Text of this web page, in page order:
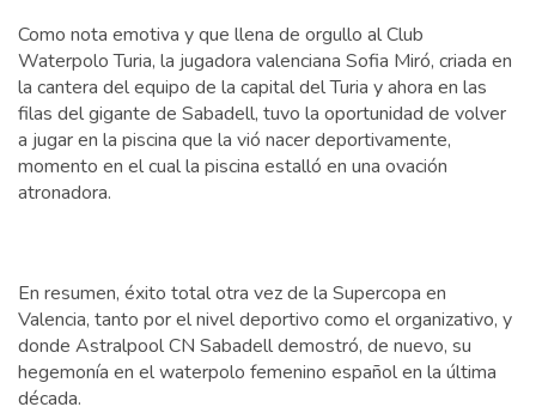
Como nota emotiva y que llena de orgullo al Club
Waterpolo Turia, la jugadora valenciana Sofia Miró, criada en
la cantera del equipo de la capital del Turia y ahora en las
filas del gigante de Sabadell, tuvo la oportunidad de volver
a jugar en la piscina que la vió nacer deportivamente,
momento en el cual la piscina estalló en una ovación
atronadora.
En resumen, éxito total otra vez de la Supercopa en
Valencia, tanto por el nivel deportivo como el organizativo, y
donde Astralpool CN Sabadell demostró, de nuevo, su
hegemonía en el waterpolo femenino español en la última
década.